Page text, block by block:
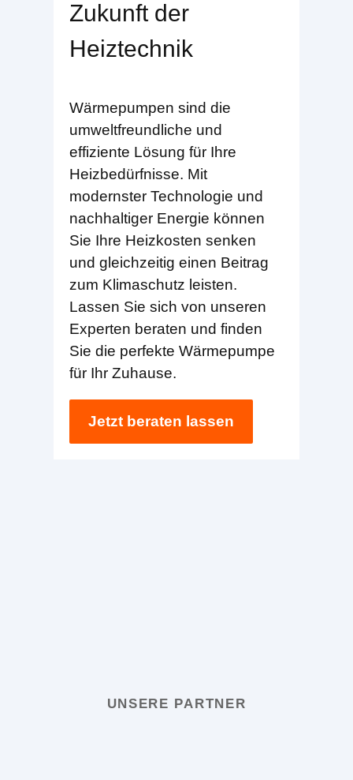
Zukunft der
Heiztechnik
Wärmepumpen sind die
umweltfreundliche und
effiziente Lösung für Ihre
Heizbedürfnisse. Mit
modernster Technologie und
nachhaltiger Energie können
Sie Ihre Heizkosten senken
und gleichzeitig einen Beitrag
zum Klimaschutz leisten.
Lassen Sie sich von unseren
Experten beraten und finden
Sie die perfekte Wärmepumpe
für Ihr Zuhause.
Jetzt beraten lassen
UNSERE PARTNER